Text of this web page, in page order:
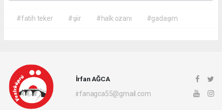
#fatih teker #şiir #halk ozanı #gadaşım
İrfan AĞCA
irfanagca55@gmail.com